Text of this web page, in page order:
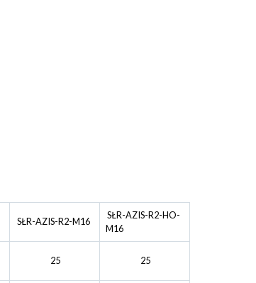
SŁR-AZIS-R2-M16
SŁR-AZIS-R2-HO-
M16
25 25